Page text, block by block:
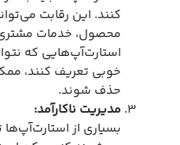
کنند. این رقابت
محصول، خدمات
استارت‌آپ‌هایی که
خوبی تعریف کنند،
حذف شوند.
مدیریت ناکارآمد:
بسیاری از استارت‌آپ‌ها